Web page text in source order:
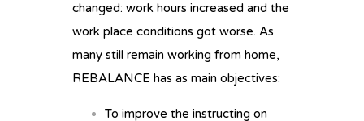
changed: work hours increased and the
work place conditions got worse. As
many still remain working from home,
REBALANCE has as main objectives:
To improve the instructing on